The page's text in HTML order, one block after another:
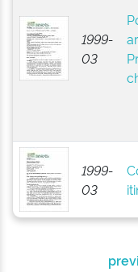
1999-
03
1999-
03